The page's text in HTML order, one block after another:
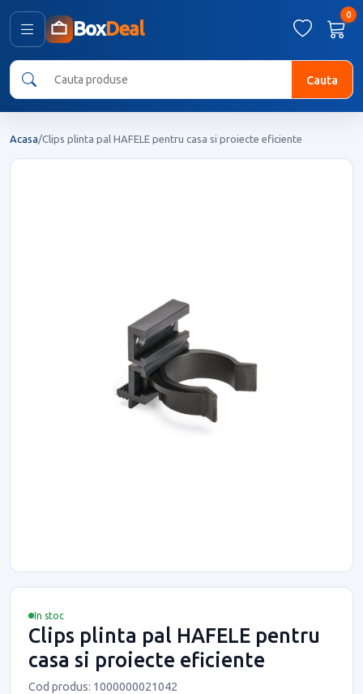
BoxDeal
0
Cauta
Acasa/Clips plinta pal HAFELE pentru casa si proiecte eficiente
In stoc
Clips plinta pal HAFELE pentru
casa si proiecte eficiente
Cod produs: 1000000021042